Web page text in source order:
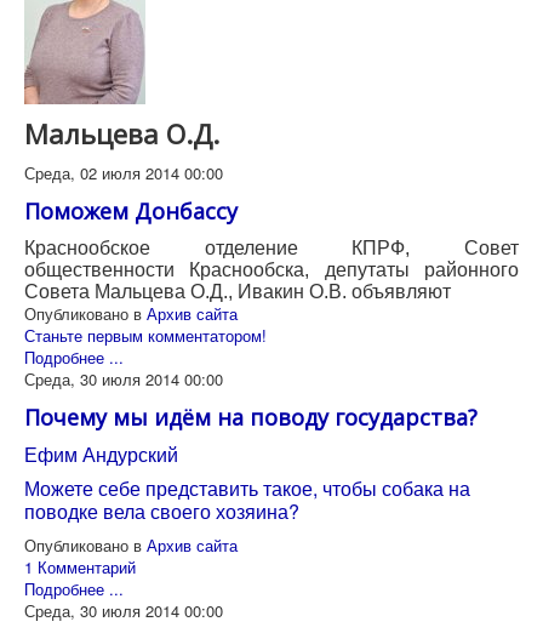
Мальцева О.Д.
Среда, 02 июля 2014 00:00
Поможем Донбасcу
Краснообское отделение КПРФ, Совет
общественности Краснообска, депутаты районного
Совета Мальцева О.Д., Ивакин О.В. объявляют
Опубликовано в Архив сайта
Станьте первым комментатором!
Подробнее ...
Среда, 30 июля 2014 00:00
Почему мы идём на поводу государства?
Ефим Андурский
Можете себе представить такое, чтобы собака на
поводке вела своего хозяина?
Опубликовано в Архив сайта
1 Комментарий
Подробнее ...
Среда, 30 июля 2014 00:00